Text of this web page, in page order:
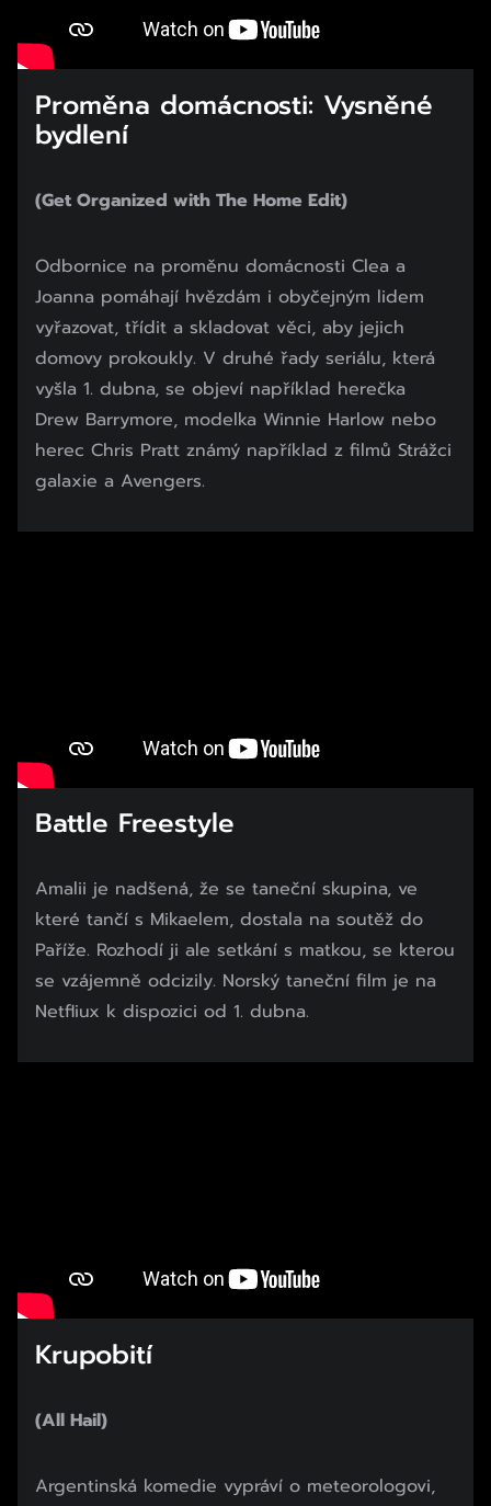
Proměna domácnosti: Vysněné
bydlení
(Get Organized with The Home Edit)
Odbornice na proměnu domácnosti Clea a
Joanna pomáhají hvězdám i obyčejným lidem
vyřazovat, třídit a skladovat věci, aby jejich
domovy prokoukly. V druhé řady seriálu, která
vyšla 1. dubna, se objeví například herečka
Drew Barrymore, modelka Winnie Harlow nebo
herec Chris Pratt známý například z filmů Strážci
galaxie a Avengers.
Battle Freestyle
Amalii je nadšená, že se taneční skupina, ve
které tančí s Mikaelem, dostala na soutěž do
Paříže. Rozhodí ji ale setkání s matkou, se kterou
se vzájemně odcizily. Norský taneční film je na
Netfliux k dispozici od 1. dubna.
Krupobití
(All Hail)
Argentinská komedie vypráví o meteorologovi,